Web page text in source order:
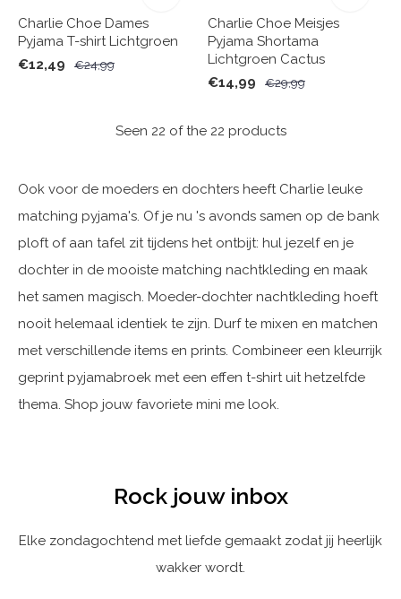
Charlie Choe Dames
Pyjama T-shirt Lichtgroen
€12,49
€24,99
Charlie Choe Meisjes
Pyjama Shortama
Lichtgroen Cactus
€14,99
€29,99
Seen 22 of the 22 products
Ook voor de moeders en dochters heeft Charlie leuke
matching pyjama's. Of je nu 's avonds samen op de bank
ploft of aan tafel zit tijdens het ontbijt: hul jezelf en je
dochter in de mooiste matching nachtkleding en maak
het samen magisch. Moeder-dochter nachtkleding hoeft
nooit helemaal identiek te zijn. Durf te mixen en matchen
met verschillende items en prints. Combineer een kleurrijk
geprint pyjamabroek met een effen t-shirt uit hetzelfde
thema. Shop jouw favoriete mini me look.
Rock jouw inbox
Elke zondagochtend met liefde gemaakt zodat jij heerlijk
wakker wordt.